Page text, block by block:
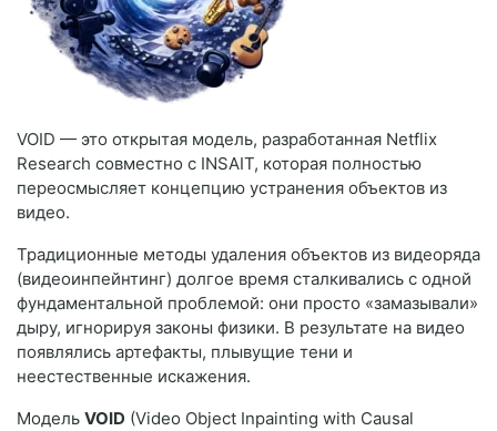
VOID — это открытая модель, разработанная Netflix
Research совместно с INSAIT, которая полностью
переосмысляет концепцию устранения объектов из
видео.
Традиционные методы удаления объектов из видеоряда
(видеоинпейнтинг) долгое время сталкивались с одной
фундаментальной проблемой: они просто «замазывали»
дыру, игнорируя законы физики. В результате на видео
появлялись артефакты, плывущие тени и
неестественные искажения.
Модель VOID (Video Object Inpainting with Causal